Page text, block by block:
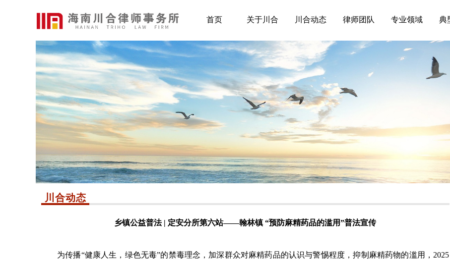
首页 关于川合 川合动态 律师团队 专业领域 典
川合动态
乡镇公益普法 | 定安分所第六站——翰林镇 “预防麻精药品的滥用”普法宣传
为传播“健康人生，绿色无毒”的禁毒理念，加深群众对麻精药品的认识与警惕程度，抑制麻精药物的滥用，2025